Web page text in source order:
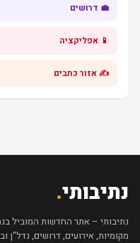
💼 דרושים
📱 אפליקציה
✍️ אזור כתבים
נתיבותי.
נתיבותי – אתר החדשות המוביל
מקומיות, אירועים, דרושים, נדל"ן